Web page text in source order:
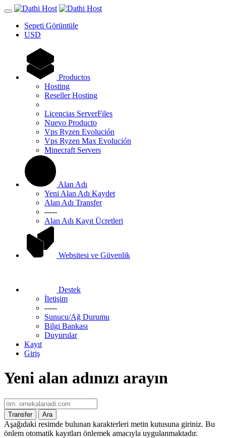
Sepeti Görüntüle
USD
Productos
Hosting
Reseller Hosting
Licencias ServerFiles
Nuevo Producto
Vps Ryzen Evolución
Vps Ryzen Max Evolución
Minecraft Servers
Alan Adı
Yeni Alan Adı Kaydet
Alan Adı Transfer
-----
Alan Adı Kayıt Ücretleri
Websitesi ve Güvenlik
Destek
İletişim
-----
Sunucu/Ağ Durumu
Bilgi Bankası
Duyurular
Kayıt
Giriş
Yeni alan adınızı arayın
Aşağıdaki resimde bulunan karakterleri metin kutusuna giriniz. Bu
önlem otomatik kayıtları önlemek amacıyla uygulanmaktadır.